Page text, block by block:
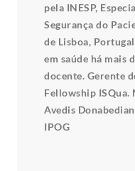
pela INESP,
Segurança do
de Lisboa,
em saúde há mais
docente. Gerente
Fellowship
Avedis
IPOG